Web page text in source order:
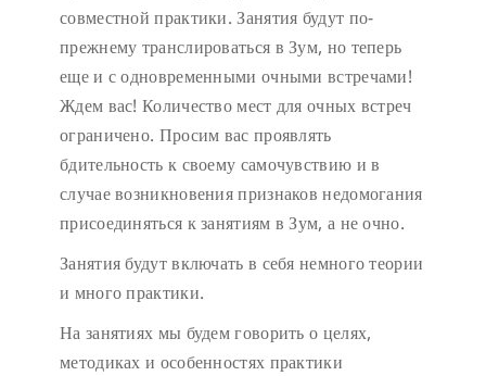
совместной практики. Занятия будут по-
прежнему транслироваться в Зум, но теперь
еще и с одновременными очными встречами!
Ждем вас! Количество мест для очных встреч
ограничено. Просим вас проявлять
бдительность к своему самочувствию и в
случае возникновения признаков недомогания
присоединяться к занятиям в Зум, а не очно.
Занятия будут включать в себя немного теории
и много практики.
На занятиях мы будем говорить о целях,
методиках и особенностях практики